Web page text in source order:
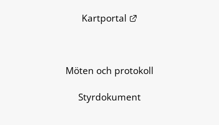
Kartportal
Länk till annan
Möten och protokoll
Styrdokument